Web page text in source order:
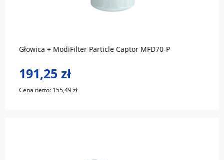
Głowica + ModiFilter Particle Captor MFD70-P
191,25 zł
Cena netto: 155,49 zł
do koszyka